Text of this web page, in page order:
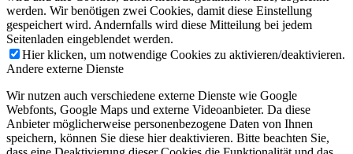
werden. Wir benötigen zwei Cookies, damit diese Einstellung
gespeichert wird. Andernfalls wird diese Mitteilung bei jedem
Seitenladen eingeblendet werden.
Hier klicken, um notwendige Cookies zu aktivieren/deaktivieren.
Andere externe Dienste
Wir nutzen auch verschiedene externe Dienste wie Google
Webfonts, Google Maps und externe Videoanbieter. Da diese
Anbieter möglicherweise personenbezogene Daten von Ihnen
speichern, können Sie diese hier deaktivieren. Bitte beachten Sie,